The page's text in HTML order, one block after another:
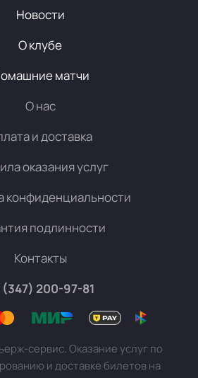
Новости
О клубе
матчи
О нас
и доставка
оказания услуг
конфиденциальности
подлинности
Контакты
(347) 200-97-81
сервис. Оказание услуг по
и доставке билетов на